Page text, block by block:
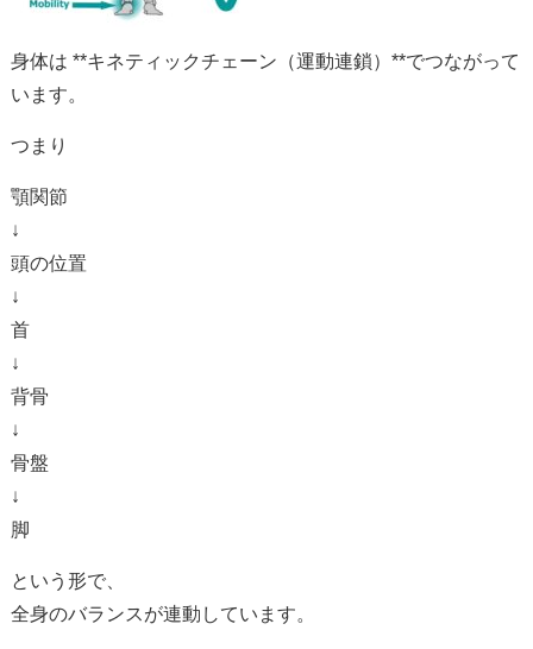
身体は **キネテ ィ ッ クチェーン（運動連鎖）**でつながって
い ます。
つまり
顎関節
↓
頭の位置
↓
首
↓
背骨
↓
骨盤
↓
脚
という 形で、
全身のバランスが連動 してい ます。